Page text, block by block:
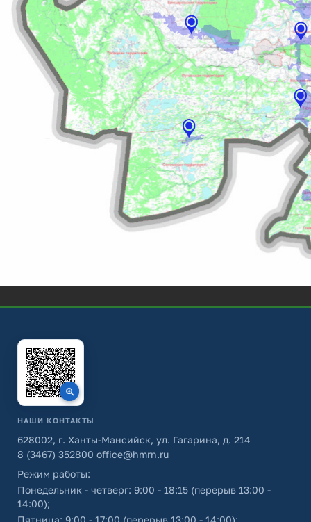
НАШИ КОНТАКТЫ
628002, г. Ханты-Мансийск, ул. Гагарина, д. 214
8 (3467) 352800 office@hmrn.ru
Режим работы:
Понедельник - четверг: 9:00 - 18:15 (перерыв 13:00 -
14:00);
Пятница: 9:00 - 17:00 (перерыв 13:00 - 14:00);